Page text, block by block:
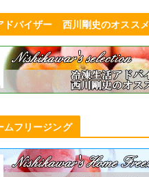
ドバイザー 西川剛史のオススメ
ムフリージング